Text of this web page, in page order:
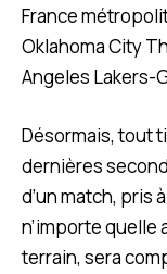
France
Oklahoma City
Angeles Lakers-
Désormais, tout
dernières
d’un match, pris
n’importe quelle
terrain, sera